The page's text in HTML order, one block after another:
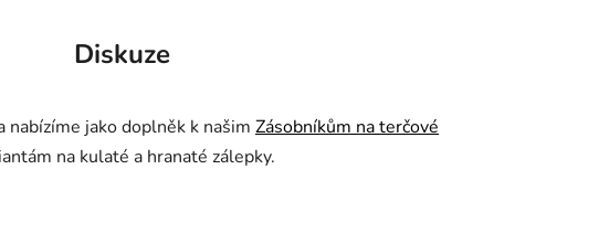
Diskuze
jako doplněk k našim Zásobníkům na terčové
na kulaté a hranaté zálepky.